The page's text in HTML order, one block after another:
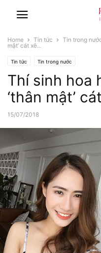
Home Tin tức Tin trong
mật’ cát xê...
Tin tức Tin trong nước
Thí sinh hoa
‘thân mật’
15/07/2018